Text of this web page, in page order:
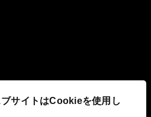
ブサイトはCookieを使用し
組み